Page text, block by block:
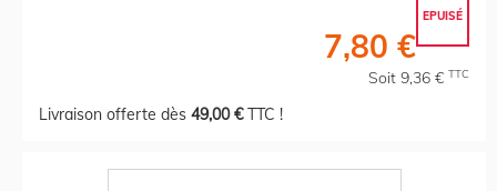
EPUISÉ
7,80 €
Soit 9,36 € TTC
Livraison offerte dès 49,00 €TTC !